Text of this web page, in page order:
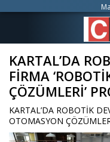
KARTAL’DA
FİRMA
ÇÖZÜMLERİ’
KARTAL’DA ROBOTİK
OTOMASYON